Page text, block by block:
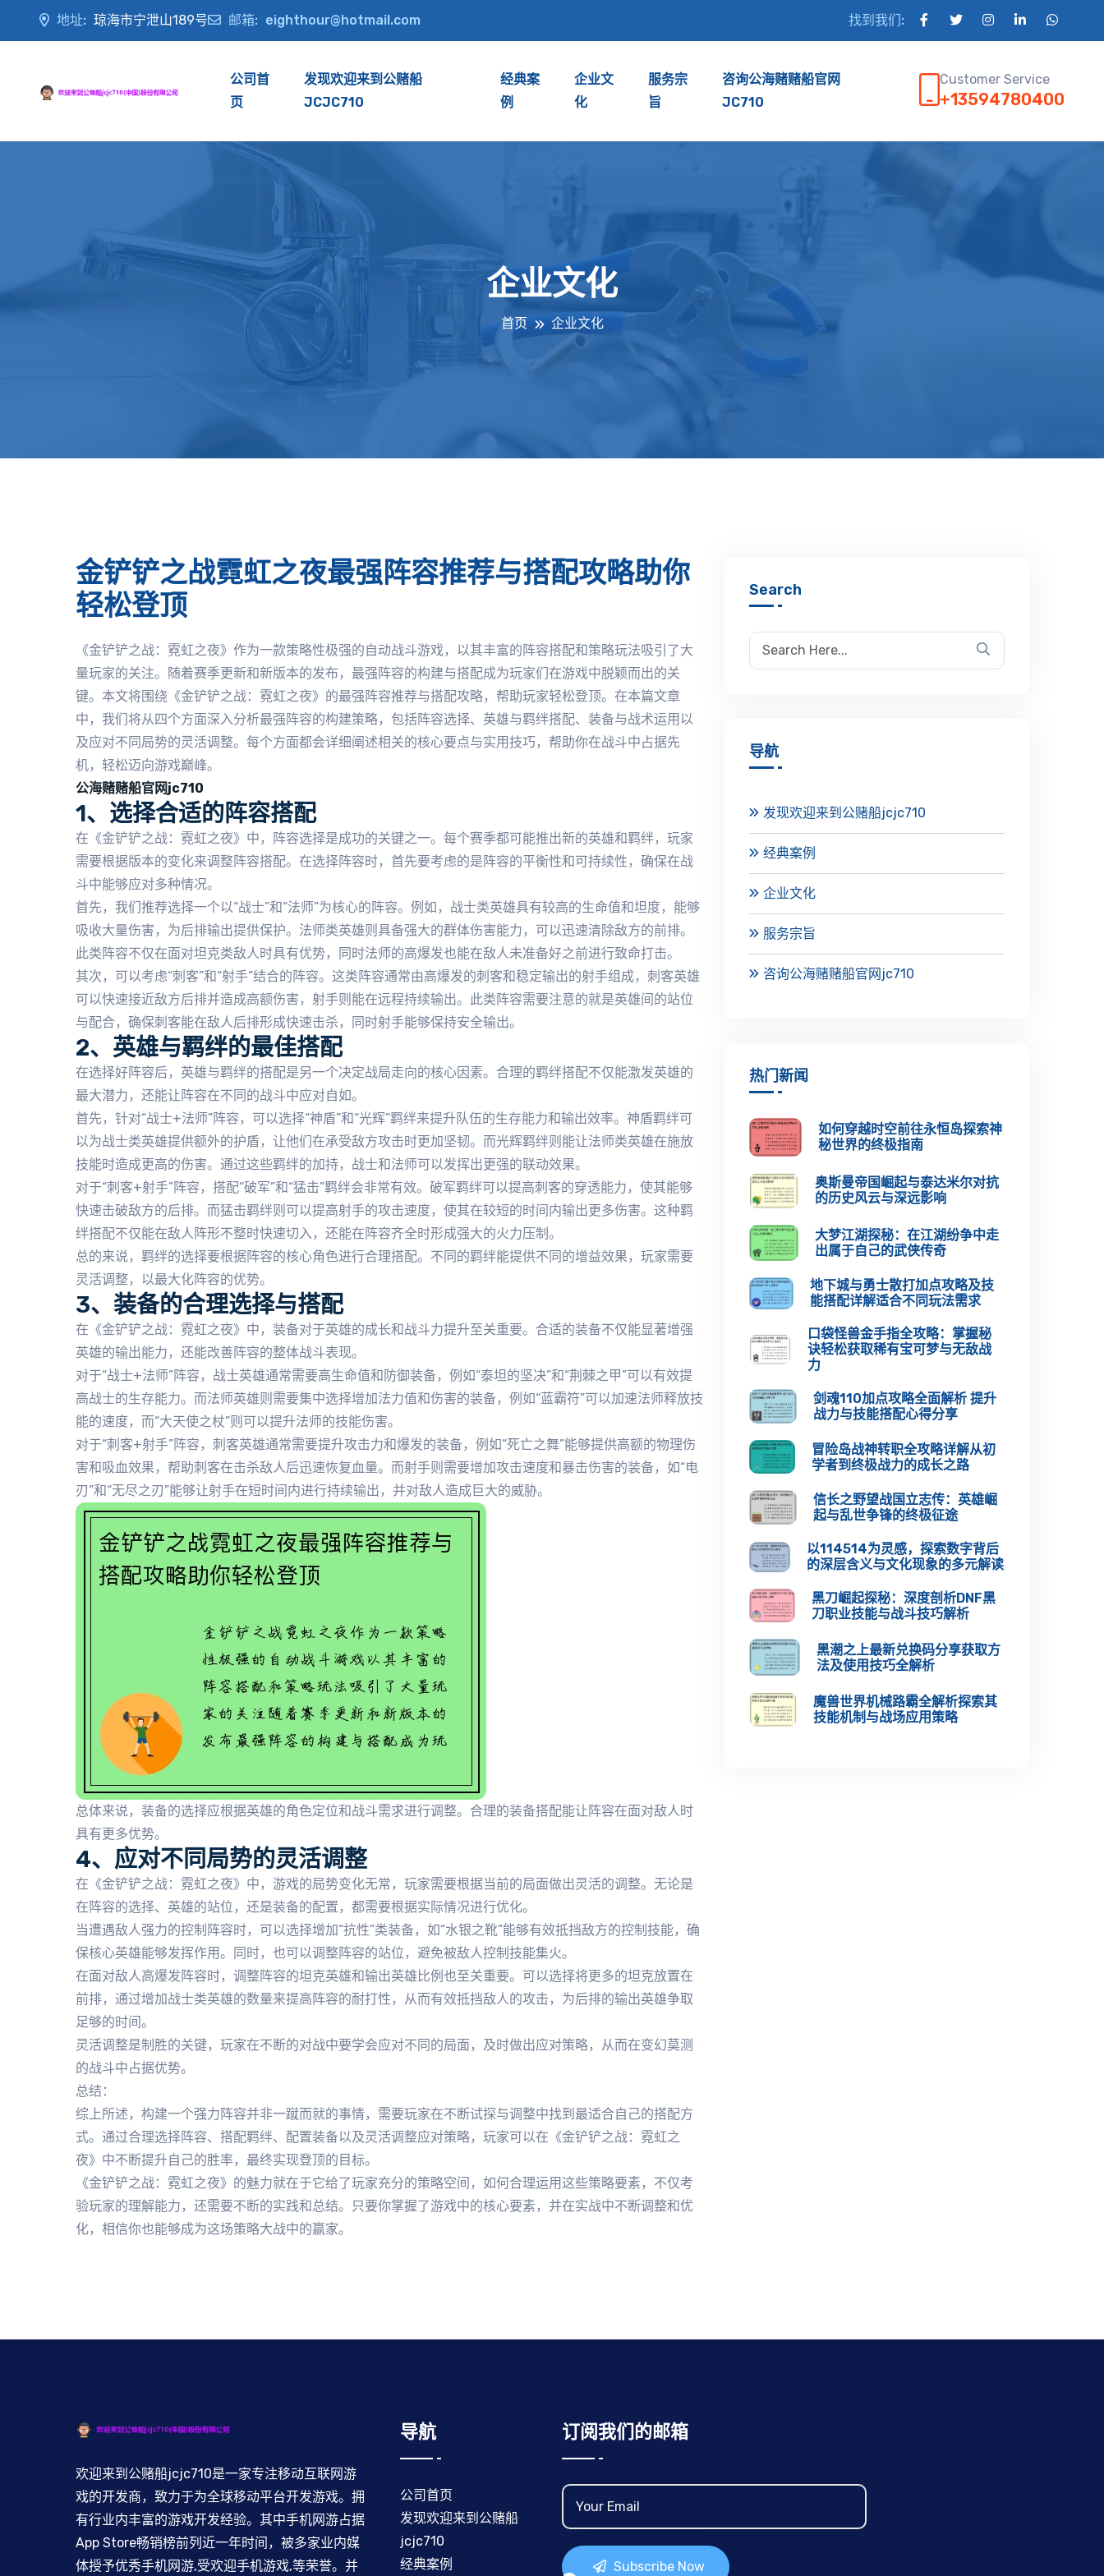
地址: 琼海市宁泄山189号 邮箱: eighthour@hotmail.com 找到我们:
公司首
页
发现欢迎来到公赌船
JCJC710
经典案
例
企业文
化
服务宗
旨
咨询公海赌赌船官网
JC710
Customer Service
+13594780400
企业文化
首页 企业文化
金铲铲之战霓虹之夜最强阵容推荐与搭配攻略助你
轻松登顶
《金铲铲之战：霓虹之夜》作为一款策略性极强的自动战斗游戏，以其丰富的阵容搭配和策略玩法吸引了大
量玩家的关注。随着赛季更新和新版本的发布，最强阵容的构建与搭配成为玩家们在游戏中脱颖而出的关
键。本文将围绕《金铲铲之战：霓虹之夜》的最强阵容推荐与搭配攻略，帮助玩家轻松登顶。在本篇文章
中，我们将从四个方面深入分析最强阵容的构建策略，包括阵容选择、英雄与羁绊搭配、装备与战术运用以
及应对不同局势的灵活调整。每个方面都会详细阐述相关的核心要点与实用技巧，帮助你在战斗中占据先
机，轻松迈向游戏巅峰。
公海赌赌船官网jc710
1、选择合适的阵容搭配
在《金铲铲之战：霓虹之夜》中，阵容选择是成功的关键之一。每个赛季都可能推出新的英雄和羁绊，玩家
需要根据版本的变化来调整阵容搭配。在选择阵容时，首先要考虑的是阵容的平衡性和可持续性，确保在战
斗中能够应对多种情况。
首先，我们推荐选择一个以“战士”和“法师”为核心的阵容。例如，战士类英雄具有较高的生命值和坦度，能够
吸收大量伤害，为后排输出提供保护。法师类英雄则具备强大的群体伤害能力，可以迅速清除敌方的前排。
此类阵容不仅在面对坦克类敌人时具有优势，同时法师的高爆发也能在敌人未准备好之前进行致命打击。
其次，可以考虑“刺客”和“射手”结合的阵容。这类阵容通常由高爆发的刺客和稳定输出的射手组成，刺客英雄
可以快速接近敌方后排并造成高额伤害，射手则能在远程持续输出。此类阵容需要注意的就是英雄间的站位
与配合，确保刺客能在敌人后排形成快速击杀，同时射手能够保持安全输出。
2、英雄与羁绊的最佳搭配
在选择好阵容后，英雄与羁绊的搭配是另一个决定战局走向的核心因素。合理的羁绊搭配不仅能激发英雄的
最大潜力，还能让阵容在不同的战斗中应对自如。
首先，针对“战士+法师”阵容，可以选择“神盾”和“光辉”羁绊来提升队伍的生存能力和输出效率。神盾羁绊可
以为战士类英雄提供额外的护盾，让他们在承受敌方攻击时更加坚韧。而光辉羁绊则能让法师类英雄在施放
技能时造成更高的伤害。通过这些羁绊的加持，战士和法师可以发挥出更强的联动效果。
对于“刺客+射手”阵容，搭配“破军”和“猛击”羁绊会非常有效。破军羁绊可以提高刺客的穿透能力，使其能够
快速击破敌方的后排。而猛击羁绊则可以提高射手的攻击速度，使其在较短的时间内输出更多伤害。这种羁
绊搭配不仅能在敌人阵形不整时快速切入，还能在阵容齐全时形成强大的火力压制。
总的来说，羁绊的选择要根据阵容的核心角色进行合理搭配。不同的羁绊能提供不同的增益效果，玩家需要
灵活调整，以最大化阵容的优势。
3、装备的合理选择与搭配
在《金铲铲之战：霓虹之夜》中，装备对于英雄的成长和战斗力提升至关重要。合适的装备不仅能显著增强
英雄的输出能力，还能改善阵容的整体战斗表现。
对于“战士+法师”阵容，战士英雄通常需要高生命值和防御装备，例如“泰坦的坚决”和“荆棘之甲”可以有效提
高战士的生存能力。而法师英雄则需要集中选择增加法力值和伤害的装备，例如“蓝霸符”可以加速法师释放技
能的速度，而“大天使之杖”则可以提升法师的技能伤害。
对于“刺客+射手”阵容，刺客英雄通常需要提升攻击力和爆发的装备，例如“死亡之舞”能够提供高额的物理伤
害和吸血效果，帮助刺客在击杀敌人后迅速恢复血量。而射手则需要增加攻击速度和暴击伤害的装备，如“电
刃”和“无尽之刃”能够让射手在短时间内进行持续输出，并对敌人造成巨大的威胁。
总体来说，装备的选择应根据英雄的角色定位和战斗需求进行调整。合理的装备搭配能让阵容在面对敌人时
具有更多优势。
4、应对不同局势的灵活调整
在《金铲铲之战：霓虹之夜》中，游戏的局势变化无常，玩家需要根据当前的局面做出灵活的调整。无论是
在阵容的选择、英雄的站位，还是装备的配置，都需要根据实际情况进行优化。
当遭遇敌人强力的控制阵容时，可以选择增加“抗性”类装备，如“水银之靴”能够有效抵挡敌方的控制技能，确
保核心英雄能够发挥作用。同时，也可以调整阵容的站位，避免被敌人控制技能集火。
在面对敌人高爆发阵容时，调整阵容的坦克英雄和输出英雄比例也至关重要。可以选择将更多的坦克放置在
前排，通过增加战士类英雄的数量来提高阵容的耐打性，从而有效抵挡敌人的攻击，为后排的输出英雄争取
足够的时间。
灵活调整是制胜的关键，玩家在不断的对战中要学会应对不同的局面，及时做出应对策略，从而在变幻莫测
的战斗中占据优势。
总结：
综上所述，构建一个强力阵容并非一蹴而就的事情，需要玩家在不断试探与调整中找到最适合自己的搭配方
式。通过合理选择阵容、搭配羁绊、配置装备以及灵活调整应对策略，玩家可以在《金铲铲之战：霓虹之
夜》中不断提升自己的胜率，最终实现登顶的目标。
《金铲铲之战：霓虹之夜》的魅力就在于它给了玩家充分的策略空间，如何合理运用这些策略要素，不仅考
验玩家的理解能力，还需要不断的实践和总结。只要你掌握了游戏中的核心要素，并在实战中不断调整和优
化，相信你也能够成为这场策略大战中的赢家。
Search
导航
发现欢迎来到公赌船jcjc710
经典案例
企业文化
服务宗旨
咨询公海赌赌船官网jc710
热门新闻
如何穿越时空前往永恒岛探索神
秘世界的终极指南
奥斯曼帝国崛起与泰达米尔对抗
的历史风云与深远影响
大梦江湖探秘：在江湖纷争中走
出属于自己的武侠传奇
地下城与勇士散打加点攻略及技
能搭配详解适合不同玩法需求
口袋怪兽金手指全攻略：掌握秘
诀轻松获取稀有宝可梦与无敌战
力
剑魂110加点攻略全面解析 提升
战力与技能搭配心得分享
冒险岛战神转职全攻略详解从初
学者到终极战力的成长之路
信长之野望战国立志传：英雄崛
起与乱世争锋的终极征途
以114514为灵感，探索数字背后
的深层含义与文化现象的多元解读
黑刀崛起探秘：深度剖析DNF黑
刀职业技能与战斗技巧解析
黑潮之上最新兑换码分享获取方
法及使用技巧全解析
魔兽世界机械路霸全解析探索其
技能机制与战场应用策略
欢迎来到公赌船jcjc710是一家专注移动互联网游
戏的开发商，致力于为全球移动平台开发游戏。拥
有行业内丰富的游戏开发经验。其中手机网游占据
App Store畅销榜前列近一年时间，被多家业内媒
体授予优秀手机网游,受欢迎手机游戏,等荣誉。并
导航
公司首页
发现欢迎来到公赌船
jcjc710
经典案例
订阅我们的邮箱
Subscribe Now